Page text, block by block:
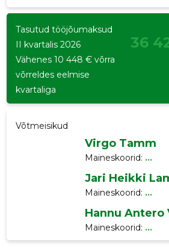
Tasutud tööjõumaksud
II kvartalis 2026
36
Vähenes 10 448 € võrra
võrreldes eelmise
kvartaliga
Võtmeisikud
Virgo Tamm
Maineskoorid: ...
Jari Heikki
Maineskoorid: ...
Hannu Antero
Maineskoorid: ...